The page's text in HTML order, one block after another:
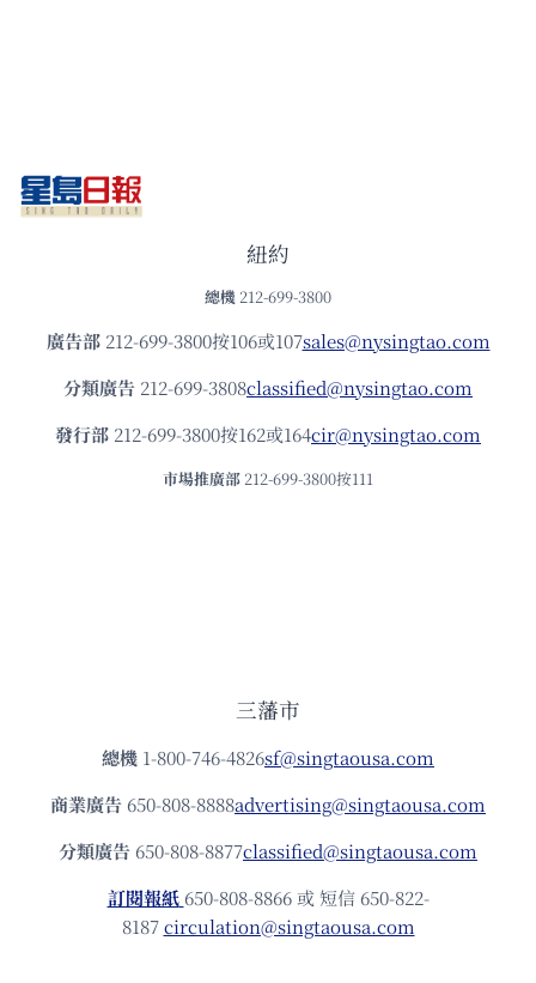
紐約
總機 212-699-3800
廣告部212-699-3800按106或107sales@nysingtao.com
分類廣告 212-699-3808classified@nysingtao.com
發⾏部 212-699-3800按162或164cir@nysingtao.com
市場推廣部 212-699-3800按111
三藩市
總機 1-800-746-4826sf@singtaousa.com
商業廣告 650-808-8888advertising@singtaousa.com
分類廣告 650-808-8877classified@singtaousa.com
訂閱報紙 650-808-8866 或 短信 650-822-
8187circulation@singtaousa.com